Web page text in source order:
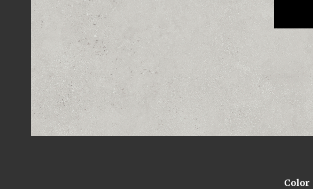
Color